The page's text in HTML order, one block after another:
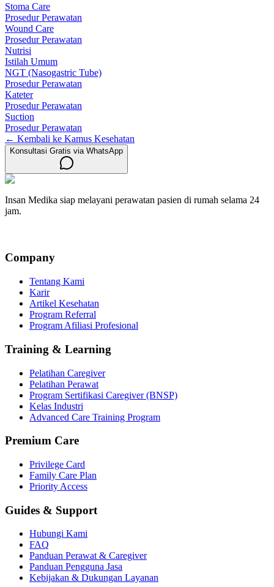
Stoma Care
Prosedur Perawatan
Wound Care
Prosedur Perawatan
Nutrisi
Istilah Umum
NGT (Nasogastric Tube)
Prosedur Perawatan
Kateter
Prosedur Perawatan
Suction
Prosedur Perawatan
← Kembali ke Kamus Kesehatan
Konsultasi Gratis via WhatsApp
Insan Medika siap melayani perawatan pasien di rumah selama 24
jam.
Company
Tentang Kami
Karir
Artikel Kesehatan
Program Referral
Program Afiliasi Profesional
Training & Learning
Pelatihan Caregiver
Pelatihan Perawat
Program Sertifikasi Caregiver (BNSP)
Kelas Industri
Advanced Care Training Program
Premium Care
Privilege Card
Family Care Plan
Priority Access
Guides & Support
Hubungi Kami
FAQ
Panduan Perawat & Caregiver
Panduan Pengguna Jasa
Kebijakan & Dukungan Layanan